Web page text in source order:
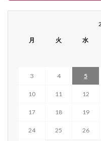
月 火 水
3 4 5
10 11 12
17 18 19
24 25 26